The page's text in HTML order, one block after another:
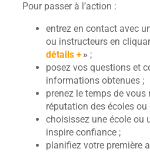
Pour passer à l’action :
entrez en contact avec
ou instructeurs en
détails +» ;
posez vos questions et
informations obtenues ;
prenez le temps de vous
réputation des écoles
choisissez une école ou
inspire confiance ;
planifiez votre première